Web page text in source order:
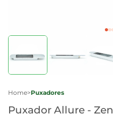
Home>Puxadores
Puxador Allure - Zen